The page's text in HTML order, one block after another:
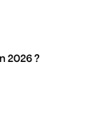
2026 ?